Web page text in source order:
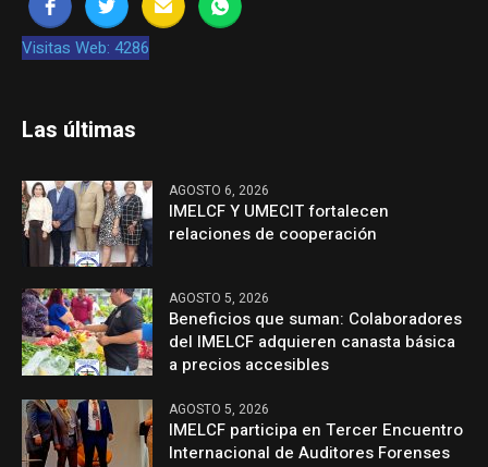
Visitas Web: 4286
Las últimas
AGOSTO 6, 2026
IMELCF Y UMECIT fortalecen
relaciones de cooperación
AGOSTO 5, 2026
Beneficios que suman: Colaboradores
del IMELCF adquieren canasta básica
a precios accesibles
AGOSTO 5, 2026
IMELCF participa en Tercer Encuentro
Internacional de Auditores Forenses